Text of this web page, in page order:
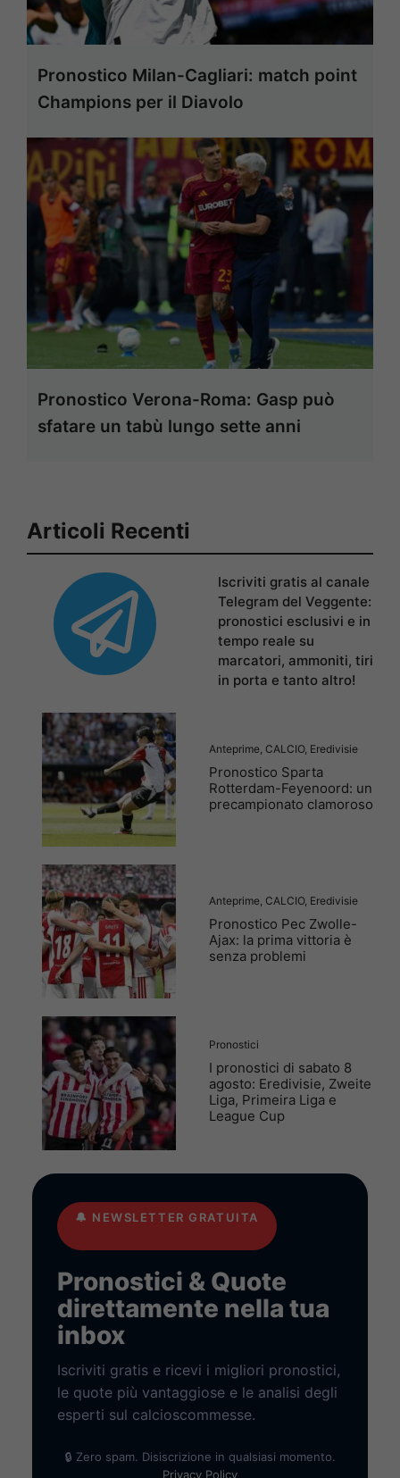
Pronostico Milan-Cagliari: match point
Champions per il Diavolo
Pronostico Verona-Roma: Gasp può
sfatare un tabù lungo sette anni
Articoli Recenti
Iscriviti gratis al canale
Telegram del Veggente:
pronostici esclusivi e in
tempo reale su
marcatori, ammoniti, tiri
in porta e tanto altro!
Anteprime, CALCIO, Eredivisie
Pronostico Sparta
Rotterdam-Feyenoord: un
precampionato clamoroso
Anteprime, CALCIO, Eredivisie
Pronostico Pec Zwolle-
Ajax: la prima vittoria è
senza problemi
Pronostici
I pronostici di sabato 8
agosto: Eredivisie, Zweite
Liga, Primeira Liga e
League Cup
🔔 NEWSLETTER GRATUITA
Pronostici & Quote
direttamente nella tua
inbox
Iscriviti gratis e ricevi i migliori pronostici,
le quote più vantaggiose e le analisi degli
esperti sul calcioscommesse.
🔒 Zero spam. Disiscrizione in qualsiasi momento.
Privacy Policy